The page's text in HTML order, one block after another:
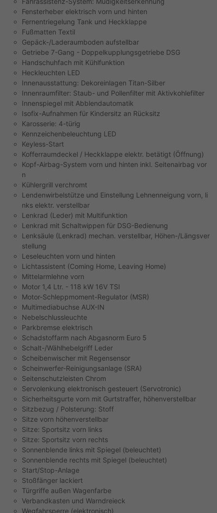
Fensterheber elektrisch vorn und hinten
Fernentriegelung Tank und Heckklappe
Fußmatten Textil
Gepäck-/Laderaumboden aufstellbar
Getriebe 7-Gang - Doppelkupplungsgetriebe DSG
Handschuhfach mit Kühlfunktion
Heckleuchten LED
Innenausstattung: Dekoreinlagen Titan-Silber
Innenraumfilter: Staub- und Pollenfilter mit Aktivkohlefilter
Innenspiegel mit Abblendautomatik
Isofix-Aufnahmen für Kindersitz an Rücksitz
Karosserie: 4-türig
Kennzeichenbeleuchtung LED
Keyless-Start
Kofferraumdeckel / Heckklappe elektr. betätigt (Öffnung)
Kopf-Airbag-System vorn und hinten inkl. Seitenairbag vor
n
Kühlergrill verchromt
Lendenwirbelstütze und Einstellung Lehnenneigung vorn, li
nks elektr. verstellbar
Lenkrad (Leder) mit Multifunktion
Lenkrad mit Schaltwippen für DSG-Bedienung
Lenksäule (Lenkrad) mechan. verstellbar, Höhen-/Längsver
stellung
Leseleuchten vorn und hinten
Lichtassistent (Coming Home, Leaving Home)
Mittelarmlehne vorn
Motor 1,4 Ltr. - 118 kW 16V TSI
Motor-Schleppmoment-Regulator (MSR)
Multimediabuchse AUX-IN
Nebelschlussleuchte
Parkbremse elektrisch
Schadstoffarm nach Abgasnorm Euro 5
Schalt-/Wählhebelgriff Leder
Scheibenwischer mit Regensensor
Scheinwerfer-Reinigungsanlage (SRA)
Seitenschutzleisten Chrom
Servolenkung elektronisch gesteuert (Servotronic)
Sicherheitsgurte vorn mit Gurtstraffer, höhenverstellbar
Sitzbezug / Polsterung: Stoff
Sitze vorn höhenverstellbar
Sitze: Sportsitz vorn links
Sitze: Sportsitz vorn rechts
Sonnenblende links mit Spiegel (beleuchtet)
Sonnenblende rechts mit Spiegel (beleuchtet)
Start/Stop-Anlage
Stoßfänger lackiert
Türgriffe außen Wagenfarbe
Verbandkasten und Warndreieck
Wegfahrsperre (elektronisch)